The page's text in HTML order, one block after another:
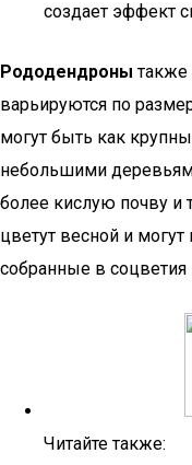
создает эффект
Рододендроны также
варьируются по
могут быть как
небольшими
более кислую почву и
цветут весной и
собранные в соцветия
Читайте также: